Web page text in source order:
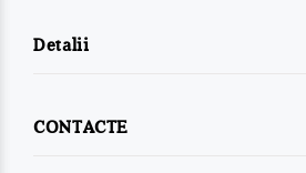
Detalii
CONTACTE